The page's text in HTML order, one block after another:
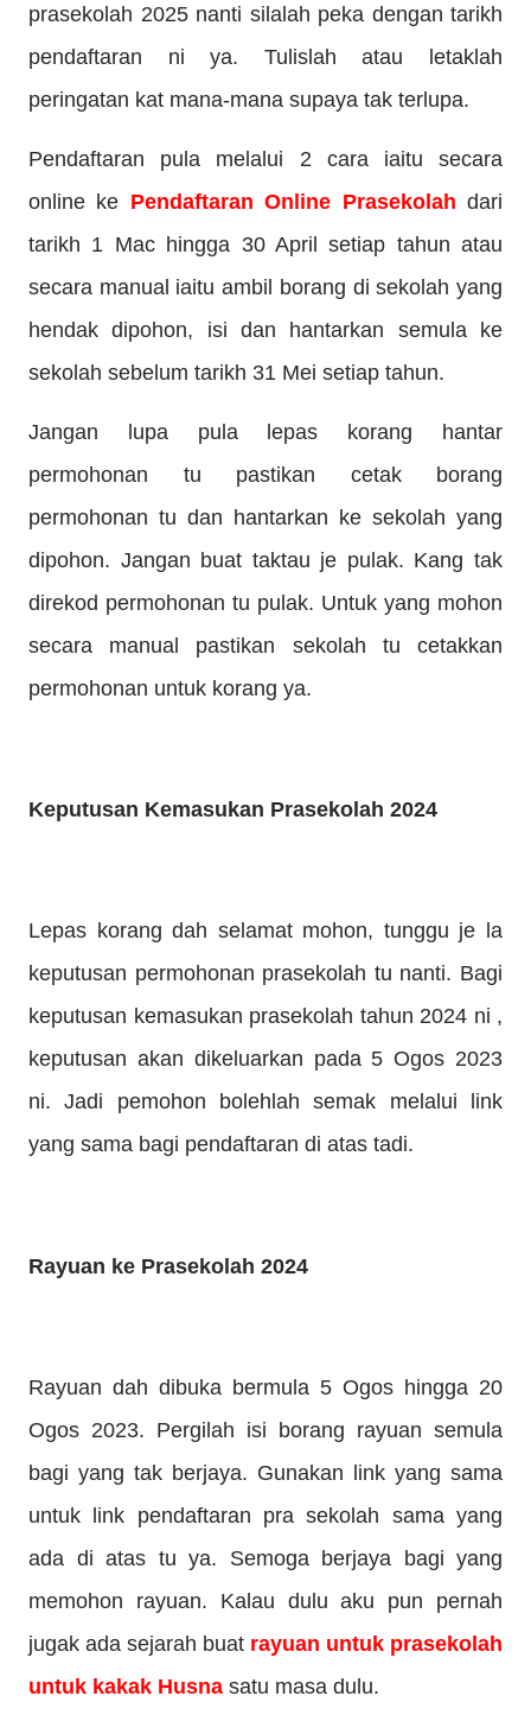
prasekolah 2025 nanti silalah peka dengan tarikh
pendaftaran ni ya. Tulislah atau letaklah
peringatan kat mana-mana supaya tak terlupa.
Pendaftaran pula melalui 2 cara iaitu secara
online ke Pendaftaran Online Prasekolah dari
tarikh 1 Mac hingga 30 April setiap tahun atau
secara manual iaitu ambil borang di sekolah yang
hendak dipohon, isi dan hantarkan semula ke
sekolah sebelum tarikh 31 Mei setiap tahun.
Jangan lupa pula lepas korang hantar
permohonan tu pastikan cetak borang
permohonan tu dan hantarkan ke sekolah yang
dipohon. Jangan buat taktau je pulak. Kang tak
direkod permohonan tu pulak. Untuk yang mohon
secara manual pastikan sekolah tu cetakkan
permohonan untuk korang ya.
Keputusan Kemasukan Prasekolah 2024
Lepas korang dah selamat mohon, tunggu je la
keputusan permohonan prasekolah tu nanti. Bagi
keputusan kemasukan prasekolah tahun 2024 ni ,
keputusan akan dikeluarkan pada 5 Ogos 2023
ni. Jadi pemohon bolehlah semak melalui link
yang sama bagi pendaftaran di atas tadi.
Rayuan ke Prasekolah 2024
Rayuan dah dibuka bermula 5 Ogos hingga 20
Ogos 2023. Pergilah isi borang rayuan semula
bagi yang tak berjaya. Gunakan link yang sama
untuk link pendaftaran pra sekolah sama yang
ada di atas tu ya. Semoga berjaya bagi yang
memohon rayuan. Kalau dulu aku pun pernah
jugak ada sejarah buat rayuan untuk prasekolah
untuk kakak Husna satu masa dulu.